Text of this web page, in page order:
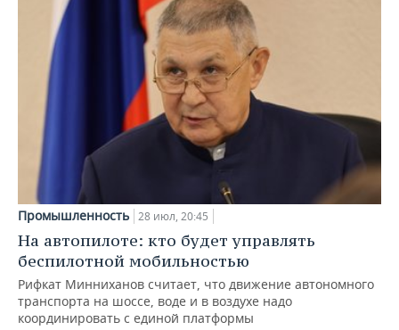
Промышленность 28 июл, 20:45
На автопилоте: кто будет управлять
беспилотной мобильностью
Рифкат Минниханов считает, что движение автономного
транспорта на шоссе, воде и в воздухе надо
координировать с единой платформы